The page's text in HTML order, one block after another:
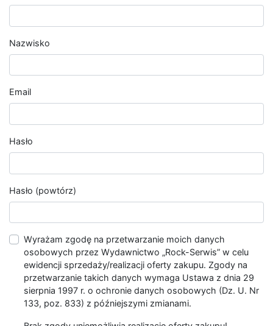
Nazwisko
Email
Hasło
Hasło (powtórz)
Wyrażam zgodę na przetwarzanie moich danych
osobowych przez Wydawnictwo „Rock-Serwis” w celu
ewidencji sprzedaży/realizacji oferty zakupu. Zgody na
przetwarzanie takich danych wymaga Ustawa z dnia 29
sierpnia 1997 r. o ochronie danych osobowych (Dz. U. Nr
133, poz. 833) z późniejszymi zmianami.